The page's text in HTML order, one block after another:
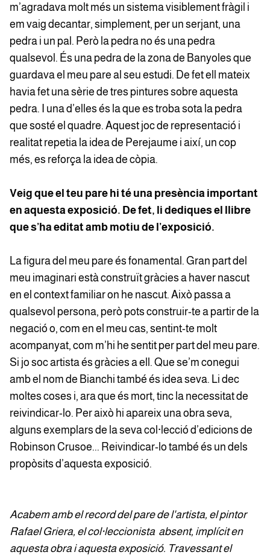
m’agradava molt més un sistema visiblement fràgil i
em vaig decantar, simplement, per un serjant, una
pedra i un pal. Però la pedra no és una pedra
qualsevol. És una pedra de la zona de Banyoles que
guardava el meu pare al seu estudi. De fet ell mateix
havia fet una sèrie de tres pintures sobre aquesta
pedra. I una d’elles és la que es troba sota la pedra
que sosté el quadre. Aquest joc de representació i
realitat repetia la idea de Perejaume i així, un cop
més, es reforça la idea de còpia.
Veig que el teu pare hi té una presència important
en aquesta exposició. De fet, li dediques el llibre
que s’ha editat amb motiu de l’exposició.
La figura del meu pare és fonamental. Gran part del
meu imaginari està construït gràcies a haver nascut
en el context familiar on he nascut. Això passa a
qualsevol persona, però pots construir-te a partir de la
negació o, com en el meu cas, sentint-te molt
acompanyat, com m’hi he sentit per part del meu pare.
Si jo soc artista és gràcies a ell. Que se’m conegui
amb el nom de Bianchi també és idea seva. Li dec
moltes coses i, ara que és mort, tinc la necessitat de
reivindicar-lo. Per això hi apareix una obra seva,
alguns exemplars de la seva col·lecció d’edicions de
Robinson Crusoe... Reivindicar-lo també és un dels
propòsits d’aquesta exposició.
Acabem amb el record del pare de l'artista, el pintor
Rafael Griera, el col·leccionista absent, implícit en
aquesta obra i aquesta exposició. Travessant el